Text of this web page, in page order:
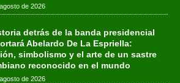
de 2026
detrás de la banda presidencial
Abelardo De La Espriella:
simbolismo y el arte de un sastre
reconocido en el mundo
de 2026